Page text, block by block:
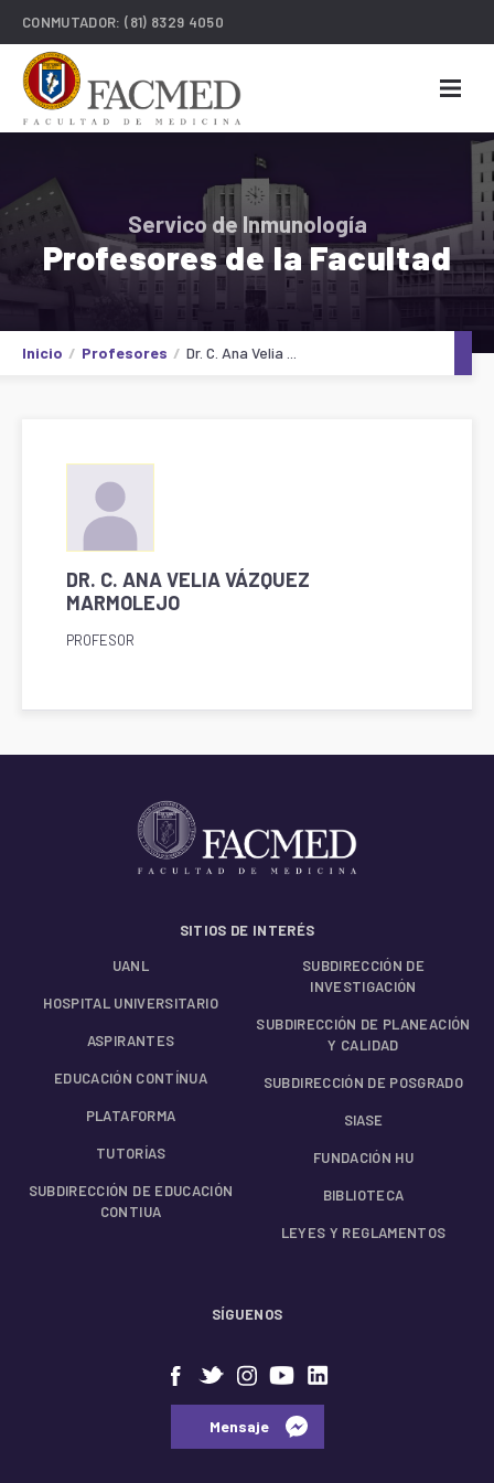
CONMUTADOR:(81) 8329 4050
Servico de Inmunología
Profesores de la Facultad
Inicio Profesores Dr. C. Ana Velia ...
DR. C. ANA VELIA VÁZQUEZ
MARMOLEJO
PROFESOR
SITIOS DE INTERÉS
UANL
HOSPITAL UNIVERSITARIO
ASPIRANTES
EDUCACIÓN CONTÍNUA
PLATAFORMA
TUTORÍAS
SUBDIRECCIÓN DE EDUCACIÓN
CONTIUA
SUBDIRECCIÓN DE
INVESTIGACIÓN
SUBDIRECCIÓN DE PLANEACIÓN
Y CALIDAD
SUBDIRECCIÓN DE POSGRADO
SIASE
FUNDACIÓN HU
BIBLIOTECA
LEYES Y REGLAMENTOS
SÍGUENOS
⠀⠀Mensaje⠀